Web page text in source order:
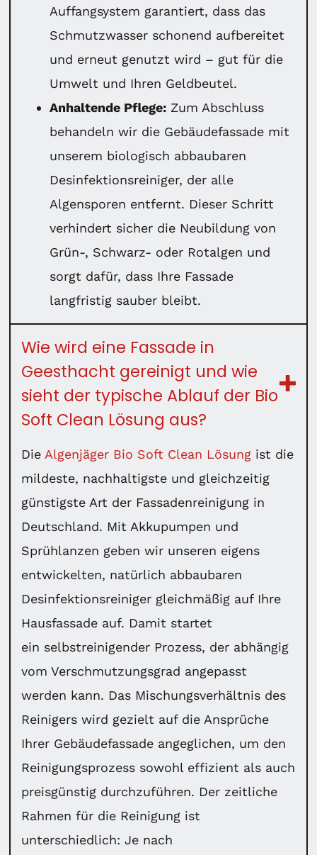
Auffangsystem garantiert, dass das
Schmutzwasser schonend aufbereitet
und erneut genutzt wird – gut für die
Umwelt und Ihren Geldbeutel.
Anhaltende Pflege: Zum Abschluss
behandeln wir die Gebäudefassade mit
unserem biologisch abbaubaren
Desinfektionsreiniger, der alle
Algensporen entfernt. Dieser Schritt
verhindert sicher die Neubildung von
Grün-, Schwarz- oder Rotalgen und
sorgt dafür, dass Ihre Fassade
langfristig sauber bleibt.
Wie wird eine Fassade in
Geesthacht gereinigt und wie
sieht der typische Ablauf der Bio
Soft Clean Lösung aus?
Die Algenjäger Bio Soft Clean Lösung ist die
mildeste, nachhaltigste und gleichzeitig
günstigste Art der Fassadenreinigung in
Deutschland. Mit Akkupumpen und
Sprühlanzen geben wir unseren eigens
entwickelten, natürlich abbaubaren
Desinfektionsreiniger gleichmäßig auf Ihre
Hausfassade auf. Damit startet
ein selbstreinigender Prozess, der abhängig
vom Verschmutzungsgrad angepasst
werden kann. Das Mischungsverhältnis des
Reinigers wird gezielt auf die Ansprüche
Ihrer Gebäudefassade angeglichen, um den
Reinigungsprozess sowohl effizient als auch
preisgünstig durchzuführen. Der zeitliche
Rahmen für die Reinigung ist
unterschiedlich: Je nach